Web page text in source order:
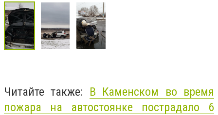
Читайте также: В Каменском во время
пожара на автостоянке пострадало 6